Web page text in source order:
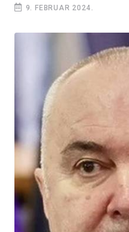
9. FEBRUAR 2024.